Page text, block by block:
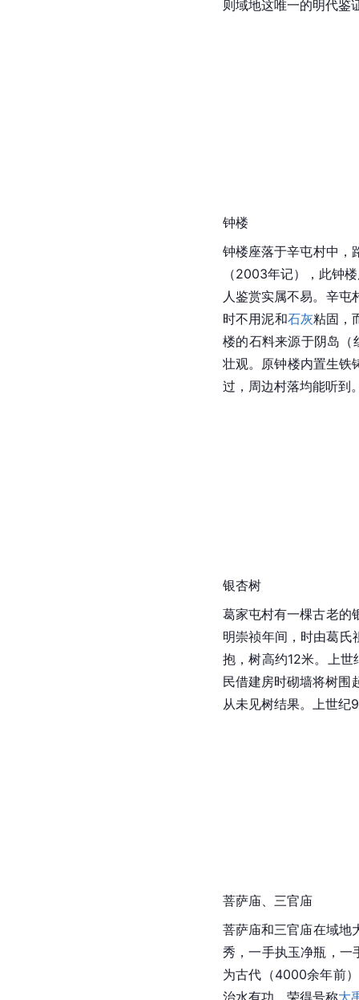
则域地这唯一的明代鉴
钟楼
钟楼座落于辛屯村中，
（2003年记），此钟
人鉴赏实属不易。辛屯
时不用泥和石灰粘固，
楼的石料来源于阴岛（
壮观。原钟楼内置生铁
过，周边村落均能听到
银杏树
葛家屯村有一棵古老的
明崇祯年间，时由葛氏
抱，树高约12米。上世
民借建房时砌墙将树围
从未见树结果。上世纪
菩萨庙、三官庙
菩萨庙和三官庙在域地
秀，一手执玉净瓶，一
为古代（4000余年前
治水有功，荣得号称大